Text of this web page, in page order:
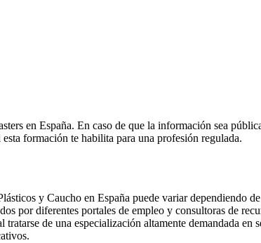
en España. En caso de que la información sea
formación te habilita para una profesión regulada.
y Caucho en España puede variar dependiendo
por diferentes portales de empleo y consultoras de
de una especialización altamente demandada